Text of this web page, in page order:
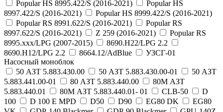
Popular HS 8995.422/S (2016-2021)
Popular HS
8997.422/S (2016-2021)
Popular HS 8999.422/S (2016-2021)
Popular RS 8991.622/S (2016-2021)
Popular RS
8997.622/S (2016-2021)
Z 259 (2016-2021)
Popular RS
8995.xxx/LPG (2007-2015)
8690.H22/LPG 2.2
8690.H12/LPG 2.2
8664.12/AdBlue
УЗСГ-01
Насосный моноблок
50 АЗТ 5.883.430.00
50 АЗТ 5.883.430.00-01
50 АЗТ
5.883.441.00-01
80 АЗТ 5.883.440.00
80М АЗТ
5.883.440.01
80М АЗТ 5.883.440.01- 01 CLB-50
D
100
D 100 E MPD D50 D90 EG80 DK
EG80